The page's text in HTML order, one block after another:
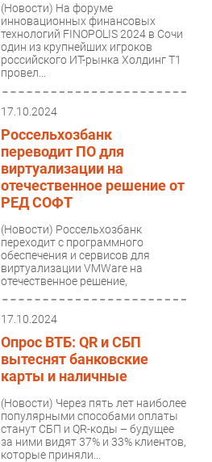
(Новости) На форуме
инновационных финансовых
технологий FINOPOLIS 2024 в Сочи
один из крупнейших игроков
российского ИТ-рынка Холдинг Т1
провел...
17.10.2024
Россельхозбанк
переводит ПО для
виртуализации на
отечественное решение от
РЕД СОФТ
(Новости) Россельхозбанк
переходит с программного
обеспечения и сервисов для
виртуализации VMWare на
отечественное решение,
17.10.2024
Опрос ВТБ: QR и СБП
вытеснят банковские
карты и наличные
(Новости) Через пять лет наиболее
популярными способами оплаты
станут СБП и QR-коды – будущее
за ними видят 37% и 33% клиентов,
которые приняли...